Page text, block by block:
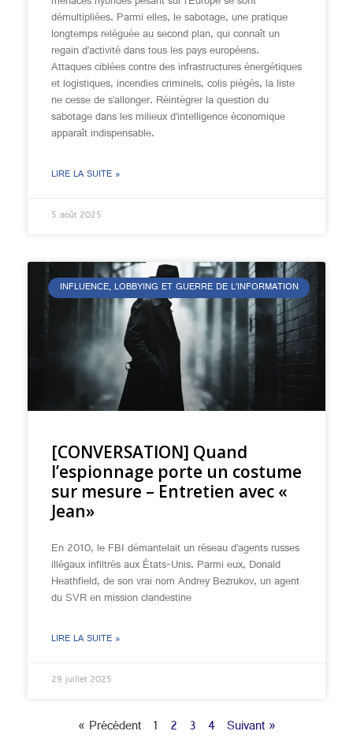
démultipliées. Parmi elles, le sabotage, une pratique
longtemps reléguée au second plan, qui connaît un
regain d’activité dans tous les pays européens.
Attaques ciblées contre des infrastructures énergétiques
et logistiques, incendies criminels, colis piégés, la liste
ne cesse de s’allonger. Réintégrer la question du
sabotage dans les milieux d’intelligence économique
apparaît indispensable.
LIRE LA SUITE »
5 août 2025
INFLUENCE, LOBBYING ET GUERRE DE L’INFORMATION
[CONVERSATION] Quand
l’espionnage porte un costume
sur mesure – Entretien avec «
Jean»
En 2010, le FBI démantelait un réseau d’agents russes
illégaux infiltrés aux États-Unis. Parmi eux, Donald
Heathfield, de son vrai nom Andrey Bezrukov, un agent
du SVR en mission clandestine
LIRE LA SUITE »
29 juillet 2025
« Précédent 1 2 3 4 Suivant »